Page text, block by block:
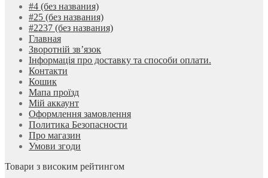
#4 (без названия)
#25 (без названия)
#2237 (без названия)
Главная
Зворотній зв’язок
Інформація про доставку та способи оплати.
Контакти
Кошик
Мапа проїзд
Мій аккаунт
Оформлення замовлення
Политика Безопасности
Про магазин
Умови згоди
Товари з високим рейтингом